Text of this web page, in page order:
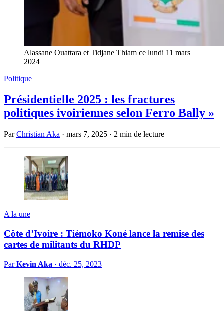
Alassane Ouattara et Tidjane Thiam ce lundi 11 mars
2024
Politique
Présidentielle 2025 : les fractures
politiques ivoiriennes selon Ferro Bally »
ParChristian Aka · mars 7, 2025 · 2 min de lecture
A la une
Côte d’Ivoire : Tiémoko Koné lance la remise des
cartes de militants du RHDP
ParKevin Aka · déc. 25, 2023